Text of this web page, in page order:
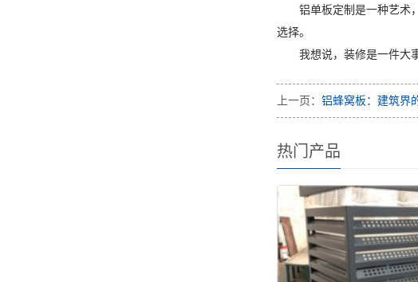
铝单板定制是一种艺术
选择。
我想说，装修是一件大
上一页： 铝蜂窝板：建筑界
热门产品